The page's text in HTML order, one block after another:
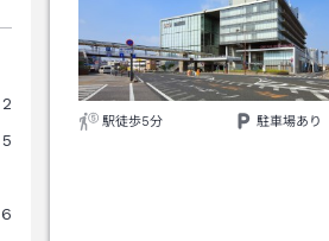
2
5
6
駅徒歩5分 駐車場あり